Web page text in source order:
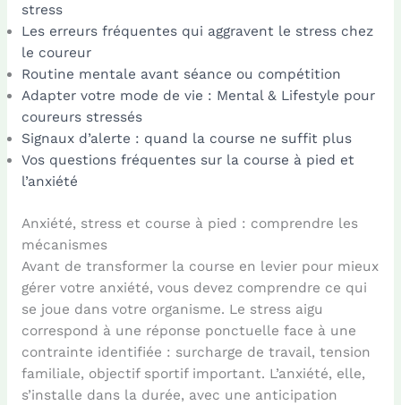
stress
Les erreurs fréquentes qui aggravent le stress chez
le coureur
Routine mentale avant séance ou compétition
Adapter votre mode de vie : Mental & Lifestyle pour
coureurs stressés
Signaux d’alerte : quand la course ne suffit plus
Vos questions fréquentes sur la course à pied et
l’anxiété
Anxiété, stress et course à pied : comprendre les
mécanismes
Avant de transformer la course en levier pour mieux
gérer votre anxiété, vous devez comprendre ce qui
se joue dans votre organisme. Le stress aigu
correspond à une réponse ponctuelle face à une
contrainte identifiée : surcharge de travail, tension
familiale, objectif sportif important. L’anxiété, elle,
s’installe dans la durée, avec une anticipation